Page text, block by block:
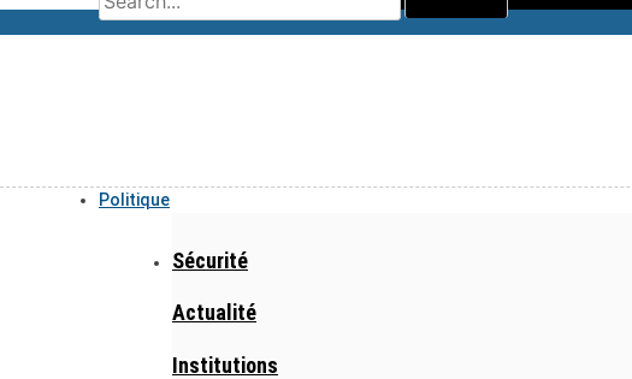
Politique
Sécurité
Actualité
Institutions